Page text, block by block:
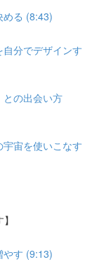
る (8:43)
分でデザインす
の出会い方
宙を使いこなす
す (9:13)